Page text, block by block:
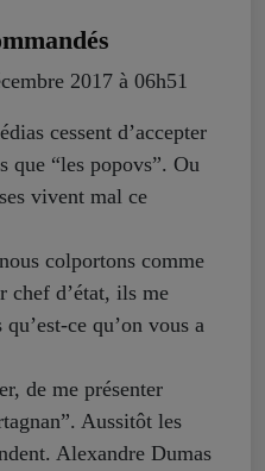
2017 à 06h51
cessent d’accepter
que “les popovs”. Ou
vivent mal ce
colportons comme
chef d’état, ils me
ce qu’on vous a
de me présenter
Aussitôt les
Alexandre Dumas